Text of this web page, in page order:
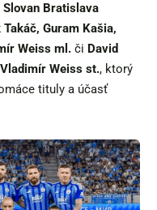
Slovan Bratislava
Takáč, Guram Kašia,
Weiss ml. či David
Vladimír Weiss st., ktorý
tituly a účasť